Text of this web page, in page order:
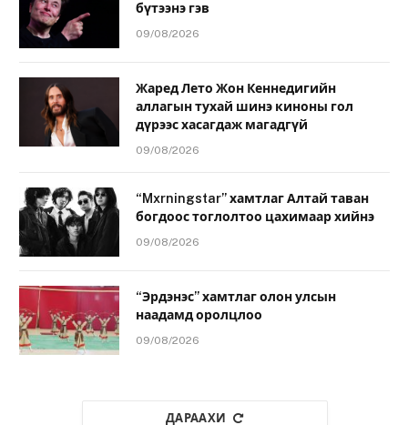
бүтээнэ гэв
09/08/2026
Жаред Лето Жон Кеннедигийн
аллагын тухай шинэ киноны гол
дүрээс хасагдаж магадгүй
09/08/2026
“Mxrningstar” хамтлаг Алтай таван
богдоос тоглолтоо цахимаар хийнэ
09/08/2026
“Эрдэнэс” хамтлаг олон улсын
наадамд оролцлоо
09/08/2026
ДАРААХИ